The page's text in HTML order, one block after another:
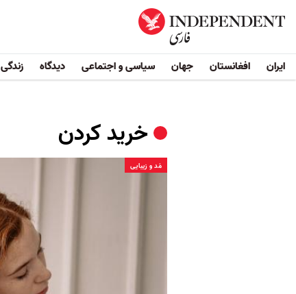
ایران افغانستان جهان سیاسی و اجتماعی دیدگاه زندگی
خرید کردن
مُد و زیبایی